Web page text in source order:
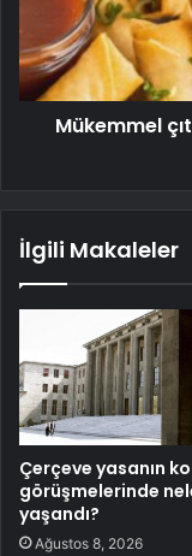
Mükemmel
İlgili Makaleler
Çerçeve yasanın
görüşmelerinde
yaşandı?
Ağustos 8, 2026